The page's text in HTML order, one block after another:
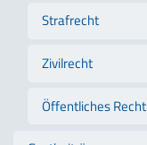
Strafrecht
Zivilrecht
Öffentliches Recht